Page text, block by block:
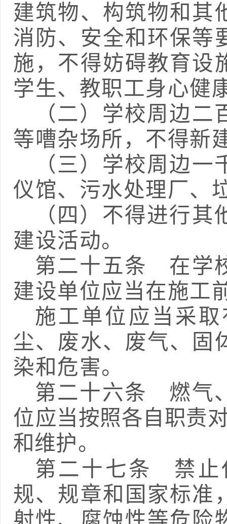
建筑物、构筑物和其
消防、安全和环保等
施，不得妨碍教育设
学生、教职工身心健
（二）学校周边
等嘈杂场所，不得新
（三）学校周边
仪馆、污水处理厂、
（四）不得进行
建设活动。
第二十五条 在学
建设单位应当在施工
施工单位应当采
尘、废水、废气、固
染和危害。
第二十六条 燃气
位应当按照各自职责
和维护。
第二十七条
禁止
规、规章和国家标准